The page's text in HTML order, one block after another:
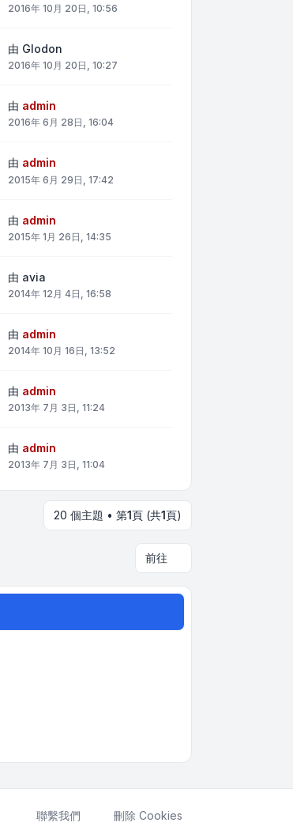
2016年 10月 20日, 10:56
由 Glodon
2016年 10月 20日, 10:27
由 admin
2016年 6月 28日, 16:04
由 admin
2015年 6月 29日, 17:42
由 admin
2015年 1月 26日, 14:35
由 avia
2014年 12月 4日, 16:58
由 admin
2014年 10月 16日, 13:52
由 admin
2013年 7月 3日, 11:24
由 admin
2013年 7月 3日, 11:04
20 個主題 • 第1頁 (共1頁)
前往
聯繫我們 刪除 Cookies